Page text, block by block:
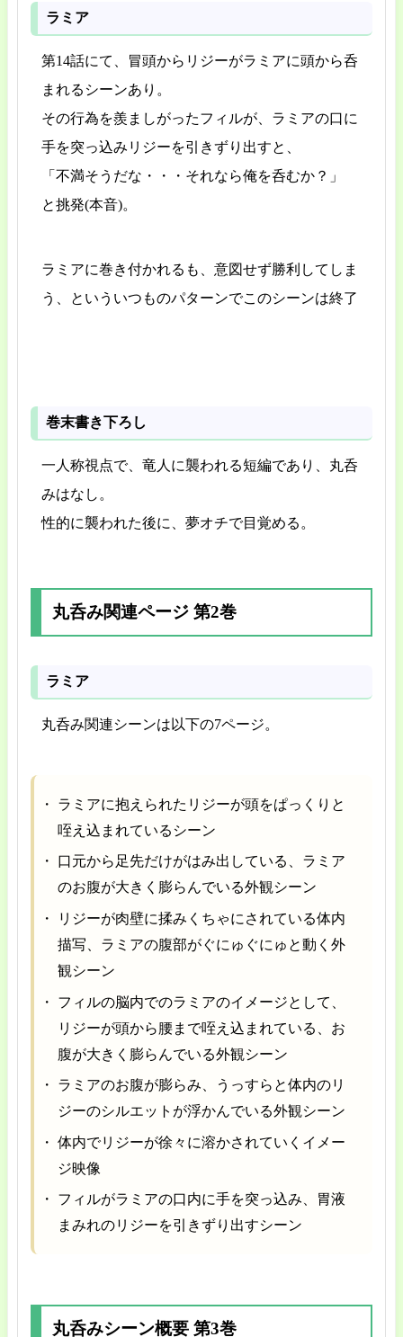
ラミア
第14話にて、冒頭からリジーがラミアに頭から呑
まれるシーンあり。
その行為を羨ましがったフィルが、ラミアの口に
手を突っ込みリジーを引きずり出すと、
「不満そうだな・・・それなら俺を呑むか？」
と挑発(本音)。
ラミアに巻き付かれるも、意図せず勝利してしま
う、といういつものパターンでこのシーンは終了
巻末書き下ろし
一人称視点で、竜人に襲われる短編であり、丸呑
みはなし。
性的に襲われた後に、夢オチで目覚める。
丸呑み関連ページ 第2巻
ラミア
丸呑み関連シーンは以下の7ページ。
ラミアに抱えられたリジーが頭をぱっくりと
咥え込まれているシーン
口元から足先だけがはみ出している、ラミア
のお腹が大きく膨らんでいる外観シーン
リジーが肉壁に揉みくちゃにされている体内
描写、ラミアの腹部がぐにゅぐにゅと動く外
観シーン
フィルの脳内でのラミアのイメージとして、
リジーが頭から腰まで咥え込まれている、お
腹が大きく膨らんでいる外観シーン
ラミアのお腹が膨らみ、うっすらと体内のリ
ジーのシルエットが浮かんでいる外観シーン
体内でリジーが徐々に溶かされていくイメー
ジ映像
フィルがラミアの口内に手を突っ込み、胃液
まみれのリジーを引きずり出すシーン
丸呑みシーン概要 第3巻